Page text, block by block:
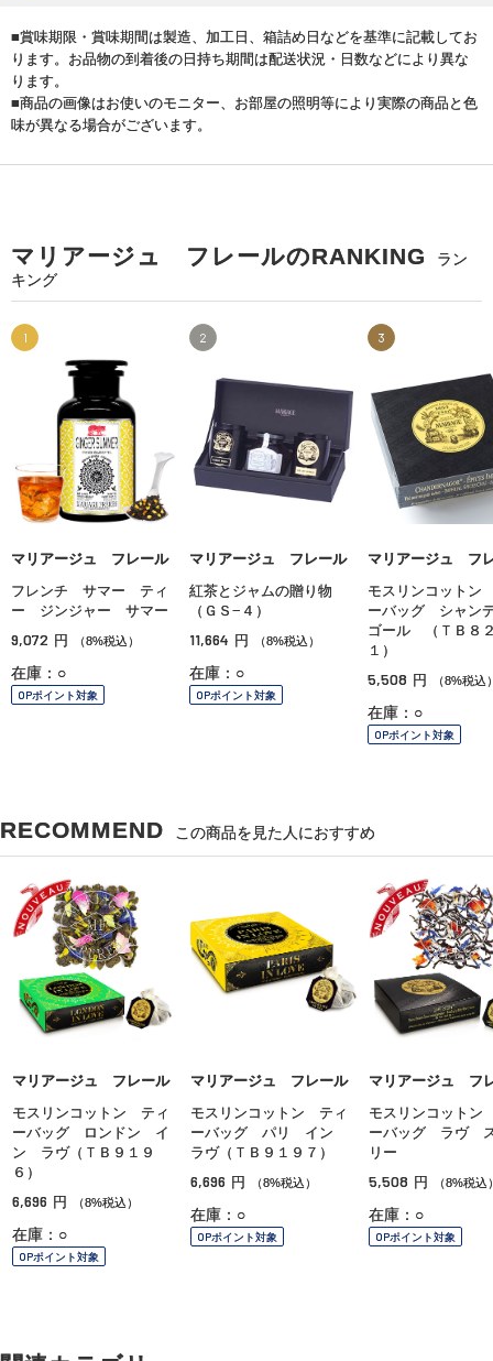
■賞味期限・賞味期間は製造、加工日、箱詰め日などを基準に記載してお
ります。お品物の到着後の日持ち期間は配送状況・日数などにより異な
ります。
■商品の画像はお使いのモニター、お部屋の照明等により実際の商品と色
味が異なる場合がございます。
マリアージュ フレールのRANKING
ラン
キング
1
マリアージュ フレール
フレンチ サマー ティ
ー ジンジャー サマー
9,072 円 （8%税込）
在庫：○
OPポイント対象
2
マリアージュ フレール
紅茶とジャムの贈り物
（ＧＳ−４）
11,664 円 （8%税込）
在庫：○
OPポイント対象
3
マリアージュ フ
モスリンコット
ーバッグ シャン
ゴール （ＴＢ８
１）
5,508 円 （8%税込
在庫：○
OPポイント対象
RECOMMEND この商品を見た人におすすめ
マリアージュ フレール
モスリンコットン ティ
ーバッグ ロンドン イ
ン ラヴ（ＴＢ９１９
６）
6,696 円 （8%税込）
在庫：○
OPポイント対象
マリアージュ フレール
モスリンコットン ティ
ーバッグ パリ イン
ラヴ（ＴＢ９１９７）
6,696 円 （8%税込）
在庫：○
OPポイント対象
マリアージュ フ
モスリンコット
ーバッグ ラヴ
リー
5,508 円 （8%税込
在庫：○
OPポイント対象